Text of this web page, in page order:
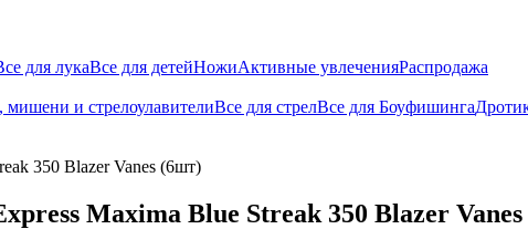
для лукаВсе для детейНожиАктивные увлеченияРаспродажа
и стрелоулавителиВсе для стрелВсе для Боуфишинга
350 Blazer Vanes (6шт)
Maxima Blue Streak 350 Blazer